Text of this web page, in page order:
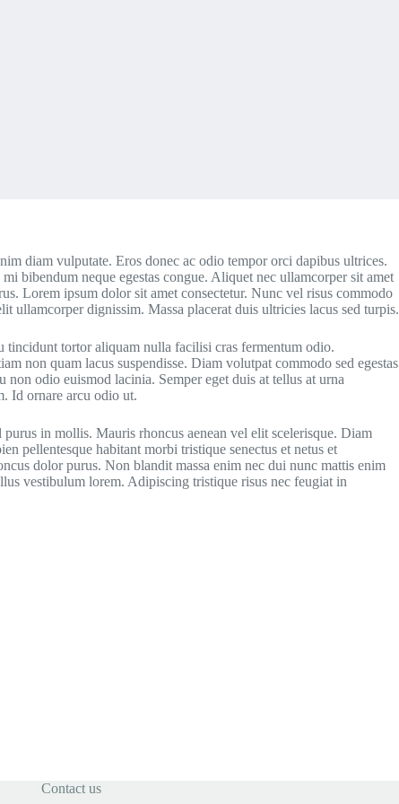
diam vulputate. Eros donec ac odio tempor orci dapibus ultrices.
bibendum neque egestas congue. Aliquet nec ullamcorper sit amet
Lorem ipsum dolor sit amet consectetur. Nunc vel risus commodo
ullamcorper dignissim. Massa placerat duis ultricies lacus sed turpis.
tincidunt tortor aliquam nulla facilisi cras fermentum odio.
non quam lacus suspendisse. Diam volutpat commodo sed egestas
odio euismod lacinia. Semper eget duis at tellus at urna
Id ornare arcu odio ut.
in mollis. Mauris rhoncus aenean vel elit scelerisque. Diam
pellentesque habitant morbi tristique senectus et netus et
dolor purus. Non blandit massa enim nec dui nunc mattis enim
vestibulum lorem. Adipiscing tristique risus nec feugiat in
Contact us